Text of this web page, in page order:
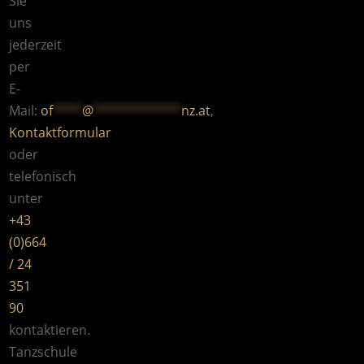
uns
jederzeit
per
E-
Mail: of**** @ ************ nz.at,
Kontaktformular
oder
telefonisch
unter
+43
(0)664
/ 24
351
90
kontaktieren.
Tanzschule